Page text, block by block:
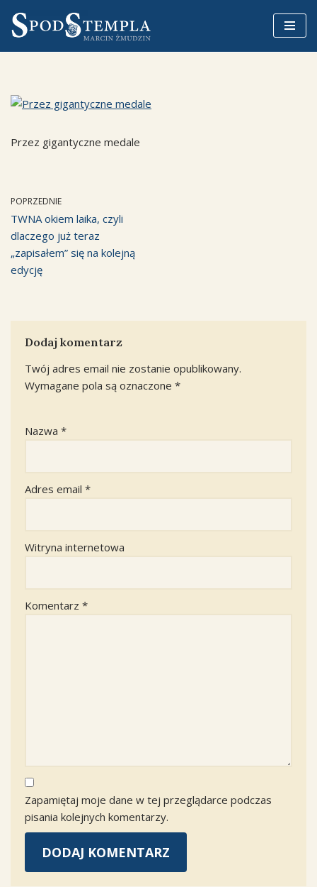
Przejdź
do
Przez gigantyczne medale
POPRZEDNIE
TWNA okiem laika, czyli
dlaczego już teraz
„zapisałem” się na kolejną
edycję
Dodaj komentarz
Twój adres email nie zostanie opublikowany.
Wymagane pola są oznaczone *
Nazwa *
Adres email *
Witryna internetowa
Komentarz *
Zapamiętaj moje dane w tej przeglądarce podczas
pisania kolejnych komentarzy.